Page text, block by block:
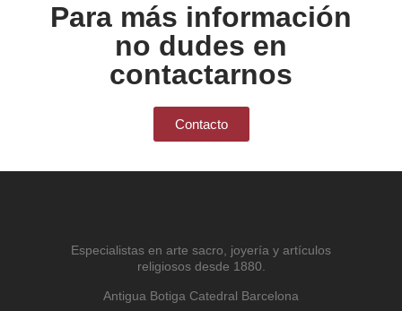
Para más información
no dudes en
contactarnos
Contacto
Especialistas en arte sacro, joyería y artículos
religiosos desde 1880.
Antigua Botiga Catedral Barcelona